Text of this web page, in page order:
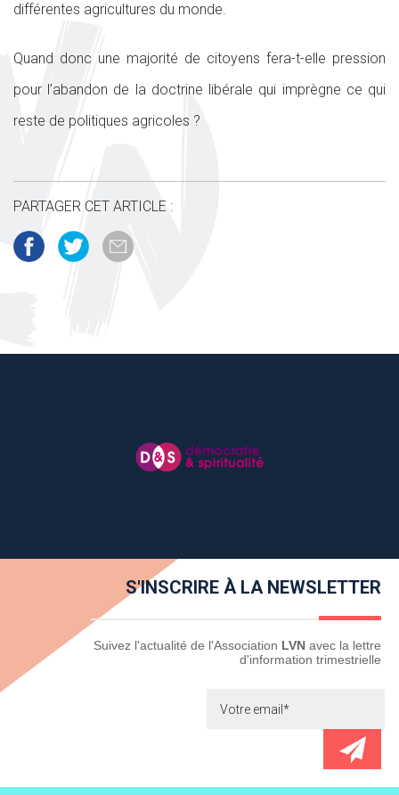
différentes agricultures du monde.
Quand donc une majorité de citoyens fera-t-elle pression
pour l’abandon de la doctrine libérale qui imprègne ce qui
reste de politiques agricoles ?
PARTAGER CET ARTICLE :
S'INSCRIRE À LA NEWSLETTER
Newsletter Suivez l'actualité de l'Association LVN avec la lettre
d'information trimestrielle